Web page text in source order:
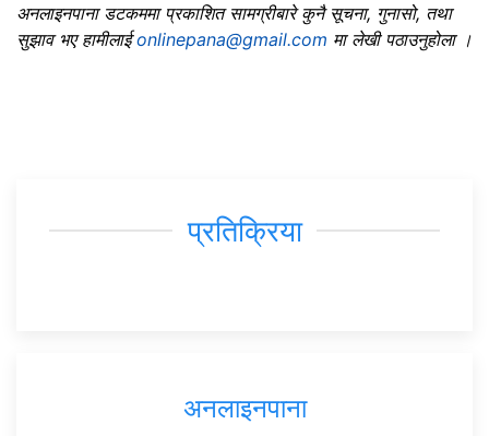
अनलाइनपाना डटकममा प्रकाशित सामग्रीबारे कुनै सूचना, गुनासो, तथा
सुझाव भए हामीलाईonlinepana@gmail.com मा लेखी पठाउनुहोला ।
प्रतिक्रिया
अनलाइनपाना